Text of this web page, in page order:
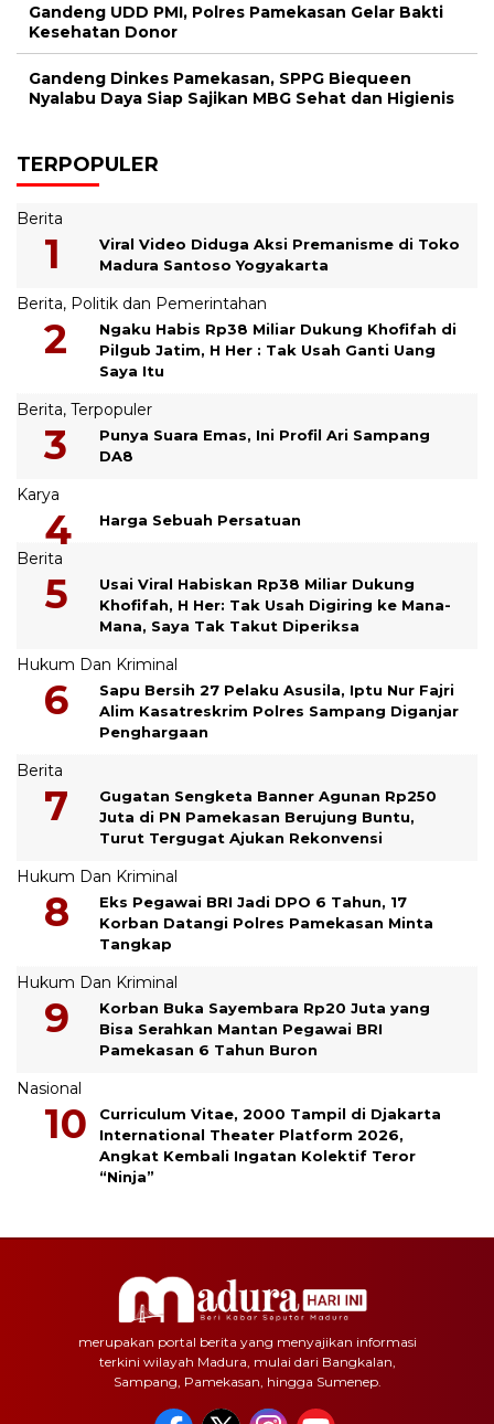
Gandeng UDD PMI, Polres Pamekasan Gelar Bakti
Kesehatan Donor
Gandeng Dinkes Pamekasan, SPPG Biequeen
Nyalabu Daya Siap Sajikan MBG Sehat dan Higienis
TERPOPULER
Berita
Viral Video Diduga Aksi Premanisme di Toko
Madura Santoso Yogyakarta
Berita, Politik dan Pemerintahan
Ngaku Habis Rp38 Miliar Dukung Khofifah di
Pilgub Jatim, H Her : Tak Usah Ganti Uang
Saya Itu
Berita, Terpopuler
Punya Suara Emas, Ini Profil Ari Sampang
DA8
Karya
Harga Sebuah Persatuan
Berita
Usai Viral Habiskan Rp38 Miliar Dukung
Khofifah, H Her: Tak Usah Digiring ke Mana-
Mana, Saya Tak Takut Diperiksa
Hukum Dan Kriminal
Sapu Bersih 27 Pelaku Asusila, Iptu Nur Fajri
Alim Kasatreskrim Polres Sampang Diganjar
Penghargaan
Berita
Gugatan Sengketa Banner Agunan Rp250
Juta di PN Pamekasan Berujung Buntu,
Turut Tergugat Ajukan Rekonvensi
Hukum Dan Kriminal
Eks Pegawai BRI Jadi DPO 6 Tahun, 17
Korban Datangi Polres Pamekasan Minta
Tangkap
Hukum Dan Kriminal
Korban Buka Sayembara Rp20 Juta yang
Bisa Serahkan Mantan Pegawai BRI
Pamekasan 6 Tahun Buron
Nasional
Curriculum Vitae, 2000 Tampil di Djakarta
International Theater Platform 2026,
Angkat Kembali Ingatan Kolektif Teror
“Ninja”
merupakan portal berita yang menyajikan informasi
terkini wilayah Madura, mulai dari Bangkalan,
Sampang, Pamekasan, hingga Sumenep.